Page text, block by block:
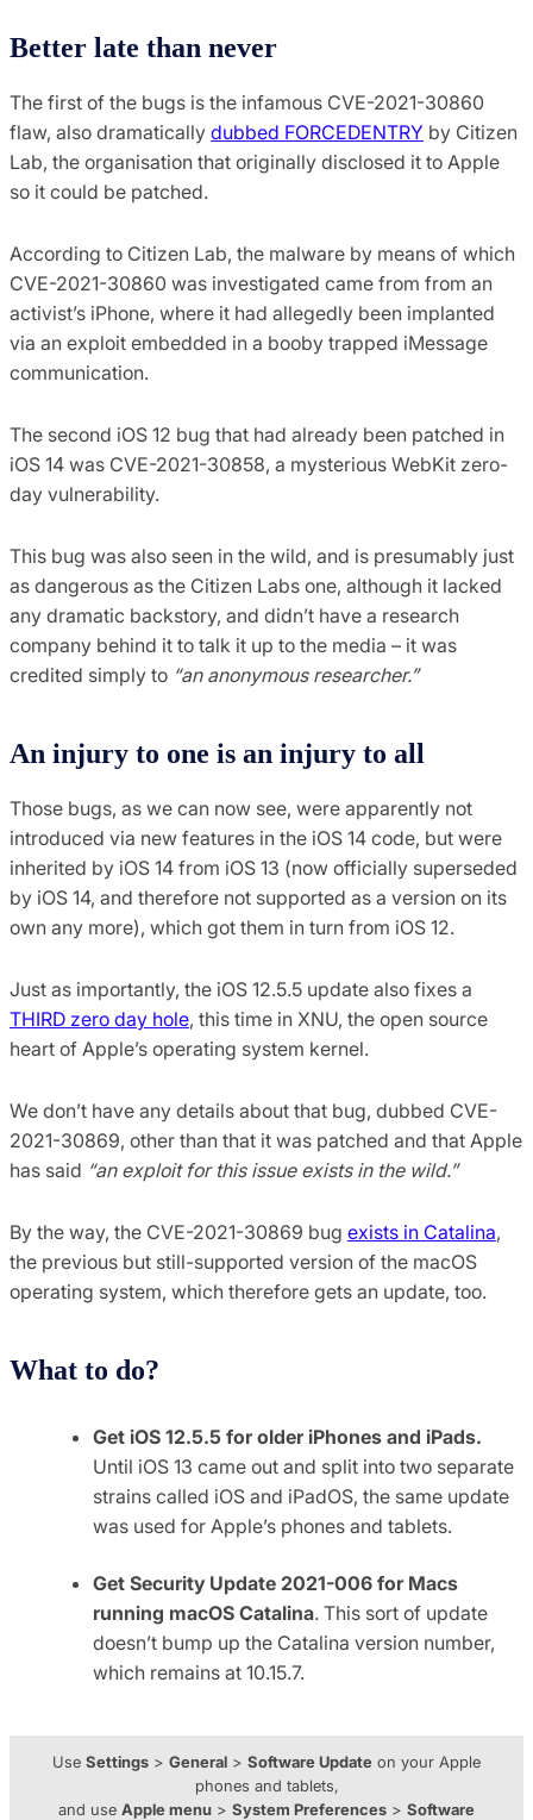
Better late than never
The first of the bugs is the infamous CVE-2021-30860
flaw, also dramatically dubbed FORCEDENTRY by Citizen
Lab, the organisation that originally disclosed it to Apple
so it could be patched.
According to Citizen Lab, the malware by means of which
CVE-2021-30860 was investigated came from from an
activist’s iPhone, where it had allegedly been implanted
via an exploit embedded in a booby trapped iMessage
communication.
The second iOS 12 bug that had already been patched in
iOS 14 was CVE-2021-30858, a mysterious WebKit zero-
day vulnerability.
This bug was also seen in the wild, and is presumably just
as dangerous as the Citizen Labs one, although it lacked
any dramatic backstory, and didn’t have a research
company behind it to talk it up to the media – it was
credited simply to “an anonymous researcher.”
An injury to one is an injury to all
Those bugs, as we can now see, were apparently not
introduced via new features in the iOS 14 code, but were
inherited by iOS 14 from iOS 13 (now officially superseded
by iOS 14, and therefore not supported as a version on its
own any more), which got them in turn from iOS 12.
Just as importantly, the iOS 12.5.5 update also fixes a
THIRD zero day hole, this time in XNU, the open source
heart of Apple’s operating system kernel.
We don’t have any details about that bug, dubbed CVE-
2021-30869, other than that it was patched and that Apple
has said “an exploit for this issue exists in the wild.”
By the way, the CVE-2021-30869 bug exists in Catalina,
the previous but still-supported version of the macOS
operating system, which therefore gets an update, too.
What to do?
Get iOS 12.5.5 for older iPhones and iPads.
Until iOS 13 came out and split into two separate
strains called iOS and iPadOS, the same update
was used for Apple’s phones and tablets.
Get Security Update 2021-006 for Macs
running macOS Catalina. This sort of update
doesn’t bump up the Catalina version number,
which remains at 10.15.7.
Use Settings > General > Software Update on your Apple
phones and tablets,
and use Apple menu > System Preferences > Software